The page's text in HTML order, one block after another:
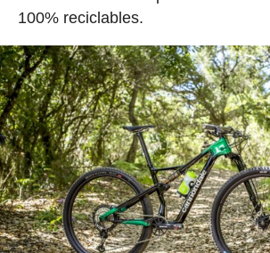
100% reciclables.